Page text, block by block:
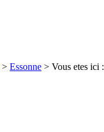
> Essonne > Vous etes ici :